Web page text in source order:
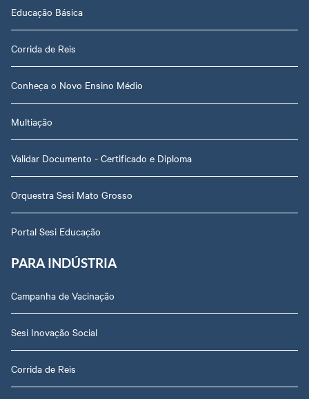
Educação Básica
Corrida de Reis
Conheça o Novo Ensino Médio
Multiação
Validar Documento - Certificado e Diploma
Orquestra Sesi Mato Grosso
Portal Sesi Educação
PARA INDÚSTRIA
Campanha de Vacinação
Sesi Inovação Social
Corrida de Reis